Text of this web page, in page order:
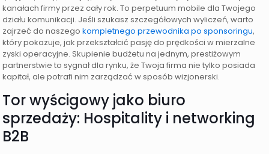
kanałach firmy przez cały rok. To perpetuum mobile dla Twojego
działu komunikacji. Jeśli szukasz szczegółowych wyliczeń, warto
zajrzeć do naszegokompletnego przewodnika po sponsoringu,
który pokazuje, jak przekształcić pasję do prędkości w mierzalne
zyski operacyjne. Skupienie budżetu na jednym, prestiżowym
partnerstwie to sygnał dla rynku, że Twoja firma nie tylko posiada
kapitał, ale potrafi nim zarządzać w sposób wizjonerski.
Tor wyścigowy jako biuro
sprzedaży: Hospitality i networking
B2B